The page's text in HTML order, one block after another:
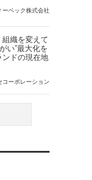
ーペック株式会社
組織を変えて
い”最大化を
ンドの現在地
コーポレーション